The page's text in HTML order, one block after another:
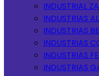
INDUSTRIAL
INDUSTRIAS
INDUSTRIAS
INDUSTRIAS
INDUSTRIAS
INDUSTRIAS